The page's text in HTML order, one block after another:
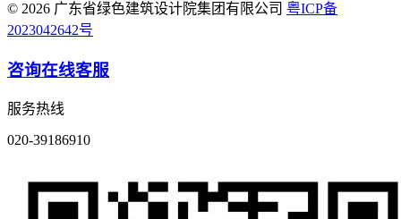
© 2026 广东省绿色建筑设计院集团有限公司 粤ICP备
2023042642号
咨询在线客服
服务热线
020-39186910